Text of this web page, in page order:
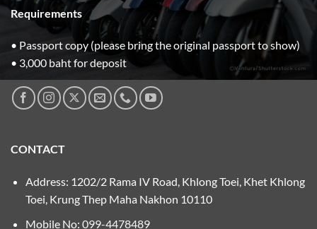
Requirements
• Passport copy (please bring the original passport to show)
• 3,000 baht for deposit
CONTACT
Address: 1202/2 Rama IV Road, Khlong Toei, Khet Khlong
Toei, Krung Thep Maha Nakhon 10110
Mobile No: 099-4478489